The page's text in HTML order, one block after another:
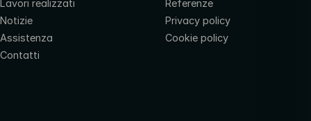
Lavori realizzati
Notizie
Assistenza
Contatti
Referenze
Privacy policy
Cookie policy